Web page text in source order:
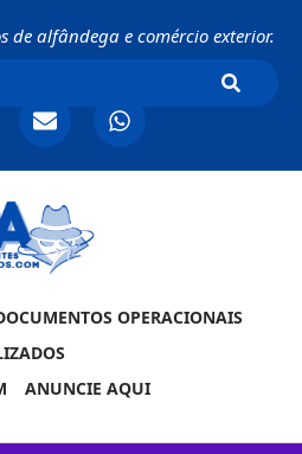
de alfândega e comércio exterior.
OPERACIONAIS
ANUNCIE AQUI